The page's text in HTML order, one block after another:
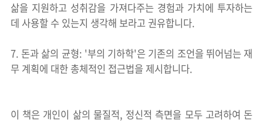
삶을 지원하고 성취감을 가져다주는 경험과 가치에 투자하는
데 사용할 수 있는지 생각해 보라고 권유합니다.
7. 돈과 삶의 균형: '부의 기하학'은 기존의 조언을 뛰어넘는 재
무 계획에 대한 총체적인 접근법을 제시합니다.
이 책은 개인이 삶의 물질적, 정신적 측면을 모두 고려하여 돈